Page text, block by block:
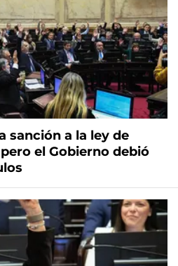
sanción a la ley de
el Gobierno debió